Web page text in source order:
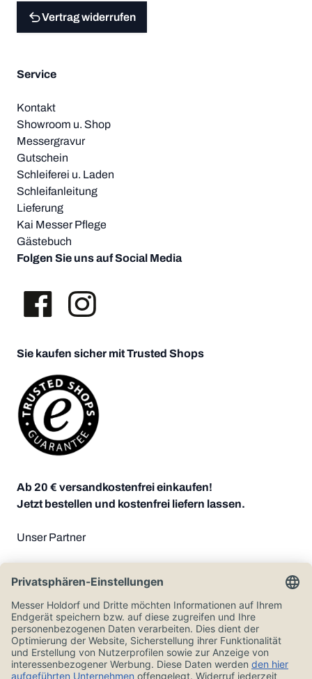
Vertrag widerrufen
Service
Kontakt
Showroom u. Shop
Messergravur
Gutschein
Schleiferei u. Laden
Schleifanleitung
Lieferung
Kai Messer Pflege
Gästebuch
Folgen Sie uns auf Social Media
Sie kaufen sicher mit Trusted Shops
Ab 20 € versandkostenfrei einkaufen!
Jetzt bestellen und kostenfrei liefern lassen.
Unser Partner
Zahlungsoptionen